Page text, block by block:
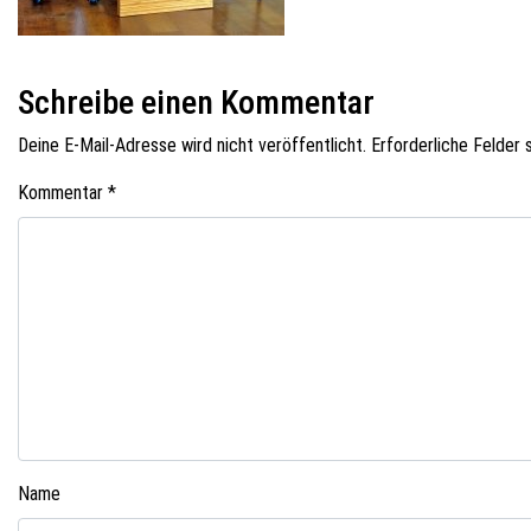
Schreibe einen Kommentar
Deine E-Mail-Adresse wird nicht veröffentlicht. Erforderliche Felder
Kommentar *
Name